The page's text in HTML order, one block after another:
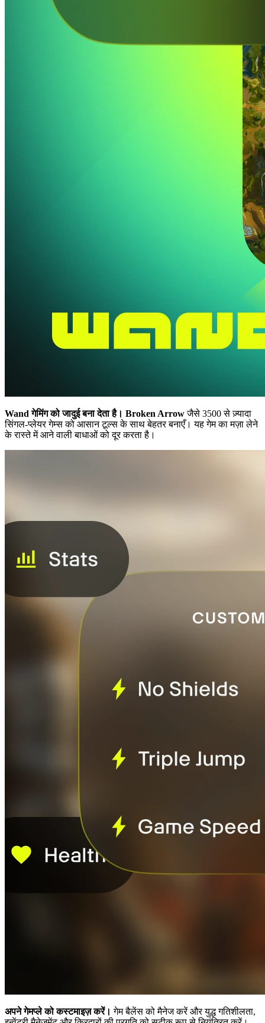
Wand गेमिंग को जादुई बना देता है। Broken Arrowजैसे 3500 से ज़्यादा
सिंगल-प्लेयर गेम्स को आसान टूल्स के साथ बेहतर बनाएँ। यह गेम का मज़ा लेने
के रास्ते में आने वाली बाधाओं को दूर करता है।
अपने गेमप्ले को कस्टमाइज़ करें। गेम बैलेंस को मैनेज करें और युद्ध गतिशीलता,